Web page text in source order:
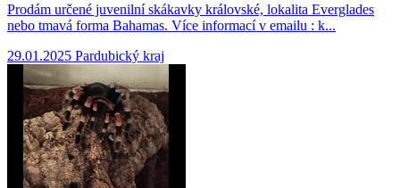
Prodám určené juvenilní skákavky královské, lokalita Everglades
nebo tmavá forma Bahamas. Více informací v emailu : k...
29.01.2025 Pardubický kraj